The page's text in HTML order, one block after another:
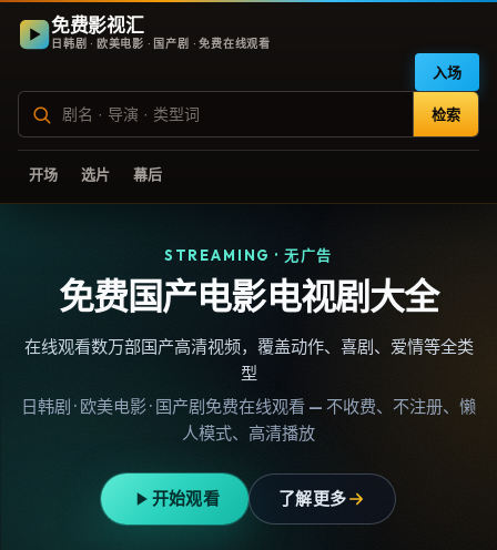
免费影视汇
日韩剧 · 欧美电影 · 国产剧 · 免费在线观看
检索
入场
开场 选片 幕后
STREAMING · 无广告
免费国产电影电视剧大全
在线观看数万部国产高清视频，覆盖动作、喜剧、爱情等全类
型
日韩剧 · 欧美电影 · 国产剧免费在线观看 — 不收费、不注册、懒
人模式、高清播放
开始观看 了解更多